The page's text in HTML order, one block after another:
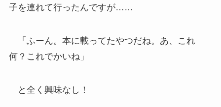
子を連れて行ったんですが……
「ふーん。本に載ってたやつだね。あ、これ
何？これでかいね」
と全く興味なし！